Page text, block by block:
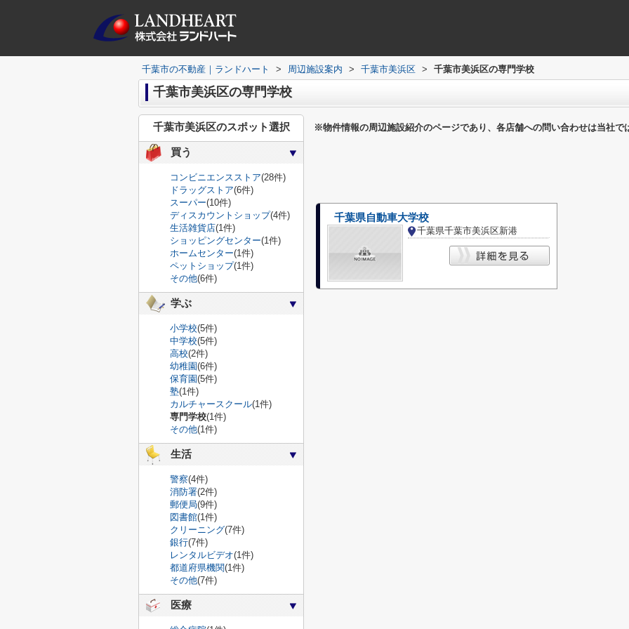
千葉市の不動産｜ランドハート > 周辺施設案内 > 千葉市美浜区 > 千葉市美浜区の専門学校
千葉市美浜区の専門学校
※物件情報の周辺施設紹介のページであり、各店舗への問い合わせは当社で
千葉県自動車大学校
千葉県千葉市美浜区新港
千葉市美浜区のスポット選択
買う
コンビニエンスストア(28件)
ドラッグストア(6件)
スーパー(10件)
ディスカウントショップ(4件)
生活雑貨店(1件)
ショッピングセンター(1件)
ホームセンター(1件)
ペットショップ(1件)
その他(6件)
学ぶ
小学校(5件)
中学校(5件)
高校(2件)
幼稚園(6件)
保育園(5件)
塾(1件)
カルチャースクール(1件)
専門学校(1件)
その他(1件)
生活
警察(4件)
消防署(2件)
郵便局(9件)
図書館(1件)
クリーニング(7件)
銀行(7件)
レンタルビデオ(1件)
都道府県機関(1件)
その他(7件)
医療